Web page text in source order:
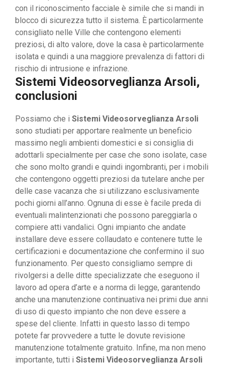
con il riconoscimento facciale è simile che si mandi in
blocco di sicurezza tutto il sistema. È particolarmente
consigliato nelle Ville che contengono elementi
preziosi, di alto valore, dove la casa è particolarmente
isolata e quindi a una maggiore prevalenza di fattori di
rischio di intrusione e infrazione.
Sistemi Videosorveglianza Arsoli,
conclusioni
Possiamo che i Sistemi Videosorveglianza Arsoli
sono studiati per apportare realmente un beneficio
massimo negli ambienti domestici e si consiglia di
adottarli specialmente per case che sono isolate, case
che sono molto grandi e quindi ingombranti, per i mobili
che contengono oggetti preziosi da tutelare anche per
delle case vacanza che si utilizzano esclusivamente
pochi giorni all’anno. Ognuna di esse è facile preda di
eventuali malintenzionati che possono pareggiarla o
compiere atti vandalici. Ogni impianto che andate
installare deve essere collaudato e contenere tutte le
certificazioni e documentazione che confermino il suo
funzionamento. Per questo consigliamo sempre di
rivolgersi a delle ditte specializzate che eseguono il
lavoro ad opera d’arte e a norma di legge, garantendo
anche una manutenzione continuativa nei primi due anni
di uso di questo impianto che non deve essere a
spese del cliente. Infatti in questo lasso di tempo
potete far provvedere a tutte le dovute revisione
manutenzione totalmente gratuito. Infine, ma non meno
importante, tutti i Sistemi Videosorveglianza Arsoli